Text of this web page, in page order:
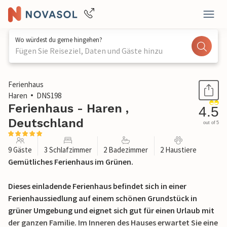
Wo würdest du gerne hingehen?
Fügen Sie Reiseziel, Daten und Gäste hinzu
1 / 31
Ferienhaus
Haren
DNS198
Ferienhaus - Haren ,
Deutschland
4.5
out of 5
9 Gäste 3 Schlafzimmer 2 Badezimmer 2 Haustiere
Gemütliches Ferienhaus im Grünen.
Dieses einladende Ferienhaus befindet sich in einer
Ferienhaussiedlung auf einem schönen Grundstück in
grüner Umgebung und eignet sich gut für einen Urlaub mit
der ganzen Familie. Im Inneren des Hauses erwartet Sie eine